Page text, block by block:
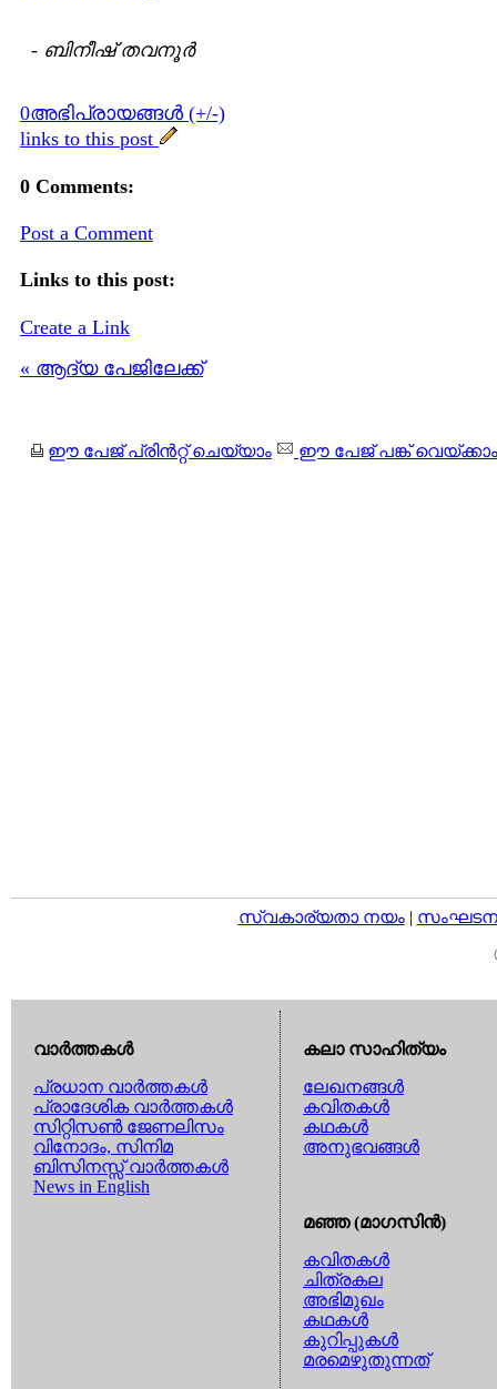
- ബിനീഷ് തവനൂര്‍
0അഭിപ്രായങ്ങള്‍ (+/-)
links to this post
0 Comments:
Post a Comment
Links to this post:
Create a Link
« ആദ്യ പേജിലേക്ക്
ഈ പേജ് പ്രിന്‍റ്റ് ചെയ്യാം ഈ പേജ് പങ്ക് വെയ്ക്കാം
സ്വകാര്യതാ നയം|
വാര്‍ത്തകള്‍
പ്രധാന വാര്‍ത്തകള്‍
പ്രാദേശിക വാര്‍ത്തകള്‍
സിറ്റിസണ്‍ ജേണലിസം
വിനോദം, സിനിമ
ബിസിനസ്സ് വാര്‍ത്തകള്‍
News in English
കലാ സാഹിത്യം
ലേഖനങ്ങള്‍
കവിതകള്‍
കഥകള്‍
അനുഭവങ്ങള്‍
മഞ്ഞ (മാഗസിന്‍)
കവിതകള്‍
ചിത്രകല
അഭിമുഖം
കഥകള്‍
കുറിപ്പുകള്‍
മരമെഴുതുന്നത്